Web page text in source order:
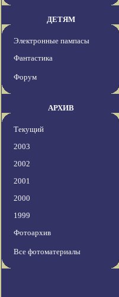
ДЕТЯМ
Электронные пампасы
Фантастика
Форум
АРХИВ
Текущий
2003
2002
2001
2000
1999
Фотоархив
Все фотоматериалы